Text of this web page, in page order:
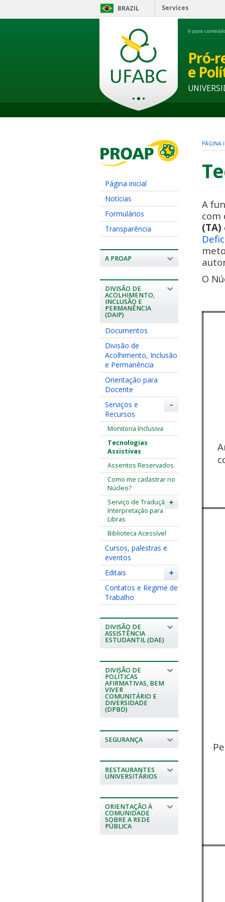
BRAZIL Services
Ir para
Pró-
e
Página inicial
Notícias
Formulários
Transparência
A PROAP
DIVISÃO DE
ACOLHIMENTO,
INCLUSÃO E
PERMANÊNCIA
(DAIP)
Documentos
Divisão de
Acolhimento, Inclusão
e Permanência
Orientação para
Docente
-
Serviços e
Recursos
Monitoria Inclusiva
Tecnologias
Assistivas
Assentos Reservados
Como me cadastrar no
Núcleo?
+
Serviço de Tradução e
Interpretação para
Libras
Biblioteca Acessível
Cursos, palestras e
eventos
+
Editais
Contatos e Regime de
Trabalho
DIVISÃO DE
ASSISTÊNCIA
ESTUDANTIL (DAE)
DIVISÃO DE
POLÍTICAS
AFIRMATIVAS, BEM
VIVER
COMUNITÁRIO E
DIVERSIDADE
(DPBD)
SEGURANÇA
RESTAURANTES
UNIVERSITÁRIOS
ORIENTAÇÃO À
COMUNIDADE
SOBRE A REDE
PÚBLICA
PÁGINA
A
com
(TA)
O